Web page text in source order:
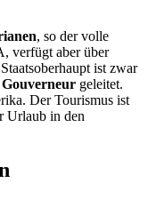
, so der volle
verfügt aber über
ist zwar
Gouverneur geleitet.
Der Tourismus ist
Urlaub in den